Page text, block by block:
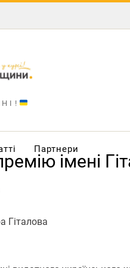
Партнери
імені
Гіталова